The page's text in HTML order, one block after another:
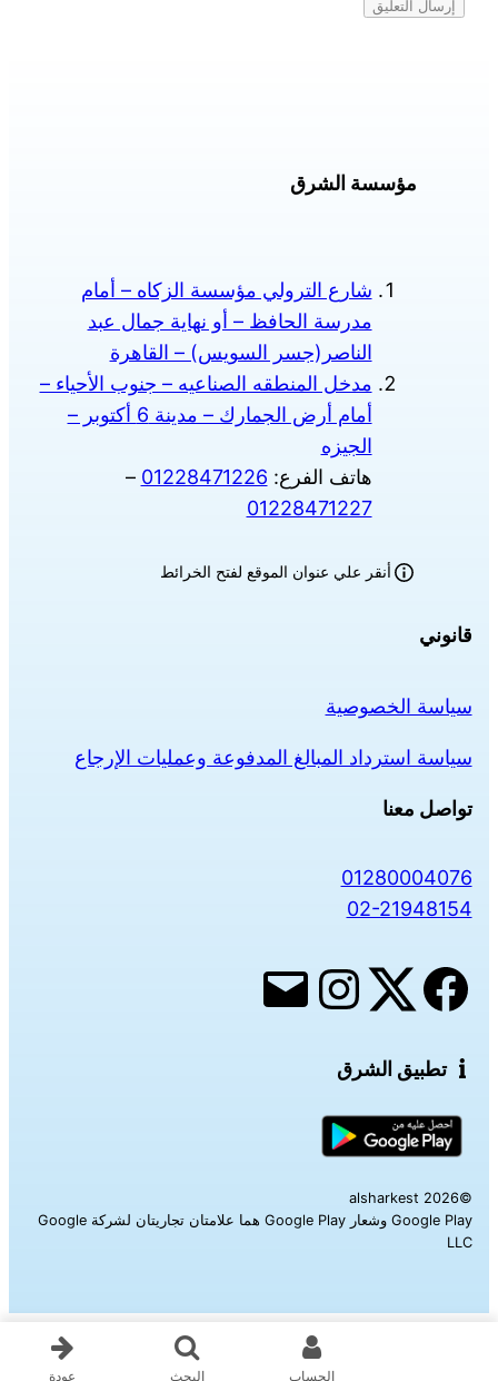
مؤسسة الشرق
شارع الترولي مؤسسة الزكاه – أمام
مدرسة الحافظ – أو نهاية جمال عبد
الناصر(جسر السويس) – القاهرة
مدخل المنطقه الصناعيه – جنوب الأحياء –
أمام أرض الجمارك – مدينة 6 أكتوبر –
الجيزه
هاتف الفرع: 01228471226
–
01228471227
أنقر علي عنوان الموقع لفتح الخرائط
قانوني
سياسة الخصوصية
سياسة استرداد المبالغ المدفوعة وعمليات الإرجاع
تواصل معنا
01280004076
02-21948154
تطبيق الشرق
©alsharkest 2026
Google Play وشعار Google Play هما علامتان تجاريتان لشركة Google
LLC‎
الحساب البحث عودة